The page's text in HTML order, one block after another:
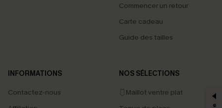
Commencer un retour
Carte cadeau
Guide des tailles
INFORMATIONS
Contactez-nous
NOS SÉLECTIONS
🩱Maillot ventre plat
PROFITEZ DE -15%
-15% dès 2 Achetés par E-mail